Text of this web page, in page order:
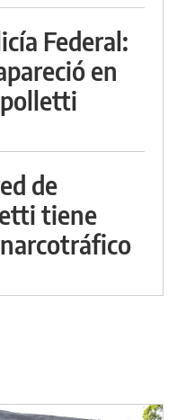
Federal:
en
de
tiene